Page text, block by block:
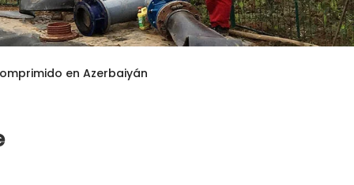
en Azerbaiyán